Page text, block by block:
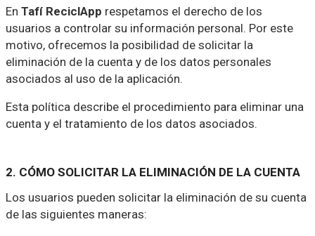
En Tafí ReciclApp respetamos el derecho de los
usuarios a controlar su información personal. Por este
motivo, ofrecemos la posibilidad de solicitar la
eliminación de la cuenta y de los datos personales
asociados al uso de la aplicación.
Esta política describe el procedimiento para eliminar una
cuenta y el tratamiento de los datos asociados.
2. CÓMO SOLICITAR LA ELIMINACIÓN DE LA CUENTA
Los usuarios pueden solicitar la eliminación de su cuenta
de las siguientes maneras: